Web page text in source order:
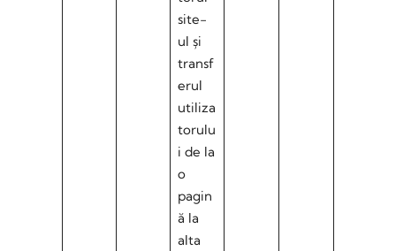
site-
ul și
transf
erul
utiliza
torulu
i de la
o
pagin
ă la
alta